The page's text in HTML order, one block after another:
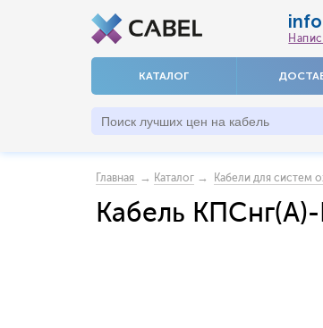
КАТАЛОГ
Главная → Каталог → Кабели для систем
Кабель КПСнг(А)-